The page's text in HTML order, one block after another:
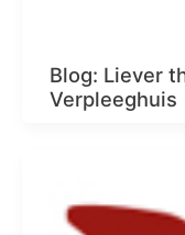
Blog: Liever
Verpleeghuis